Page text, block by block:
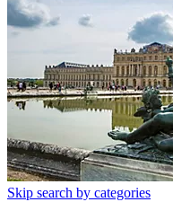
Skip search by categories